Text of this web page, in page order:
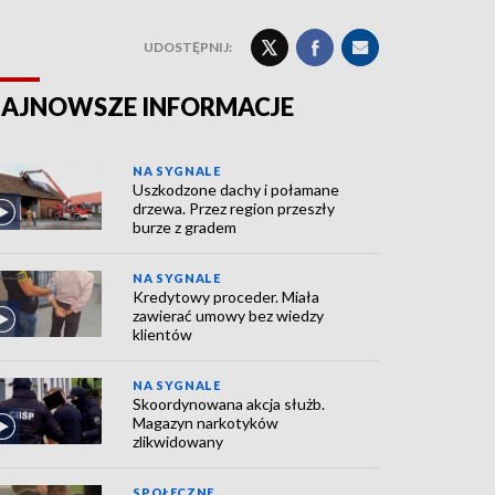
UDOSTĘPNIJ:
INFORMACJE
NA SYGNALE
Uszkodzone dachy i połamane
drzewa. Przez region przeszły
burze z gradem
NA SYGNALE
Kredytowy proceder. Miała
zawierać umowy bez wiedzy
klientów
NA SYGNALE
Skoordynowana akcja służb.
Magazyn narkotyków
zlikwidowany